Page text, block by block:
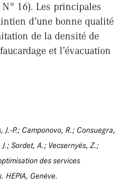
16). Les principales
d’une bonne qualité
de la densité de
et l’évacuation
P.; Camponovo, R.; Consuegra,
Sordet, A.; Vecsernyés, Z.;
des services
HEPIA, Genève.